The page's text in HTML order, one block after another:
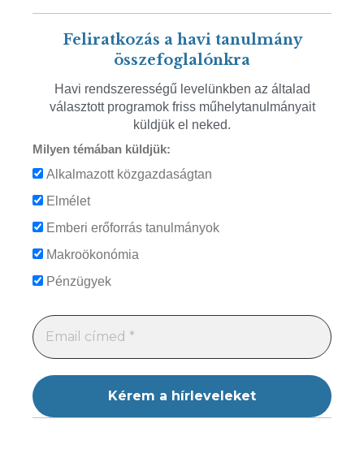
Feliratkozás a havi tanulmány
összefoglalónkra
Havi rendszerességű levelünkben az általad
választott programok friss műhelytanulmányait
küldjük el neked.
Milyen témában küldjük:
Alkalmazott közgazdaságtan
Elmélet
Emberi erőforrás tanulmányok
Makroökonómia
Pénzügyek